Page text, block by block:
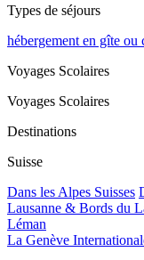
Types de séjours
hébergement en gîte ou
Voyages Scolaires
Voyages Scolaires
Destinations
Suisse
Dans les Alpes Suisses
Lausanne & Bords du
Léman
La Genève